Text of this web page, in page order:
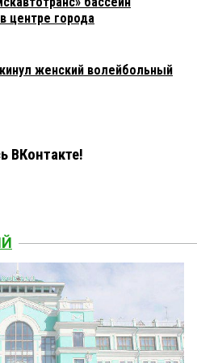
центре города
женский волейбольный
ВКонтакте!